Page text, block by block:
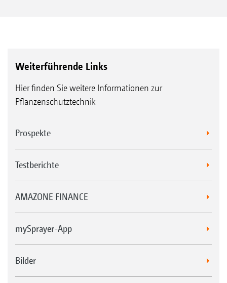
Weiterführende Links
Hier finden Sie weitere Informationen zur
Pflanzenschutztechnik
Prospekte
Testberichte
AMAZONE FINANCE
mySprayer-App
Bilder